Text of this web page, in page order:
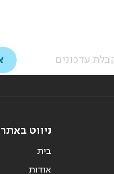
ניווט באתר
בית
אודות